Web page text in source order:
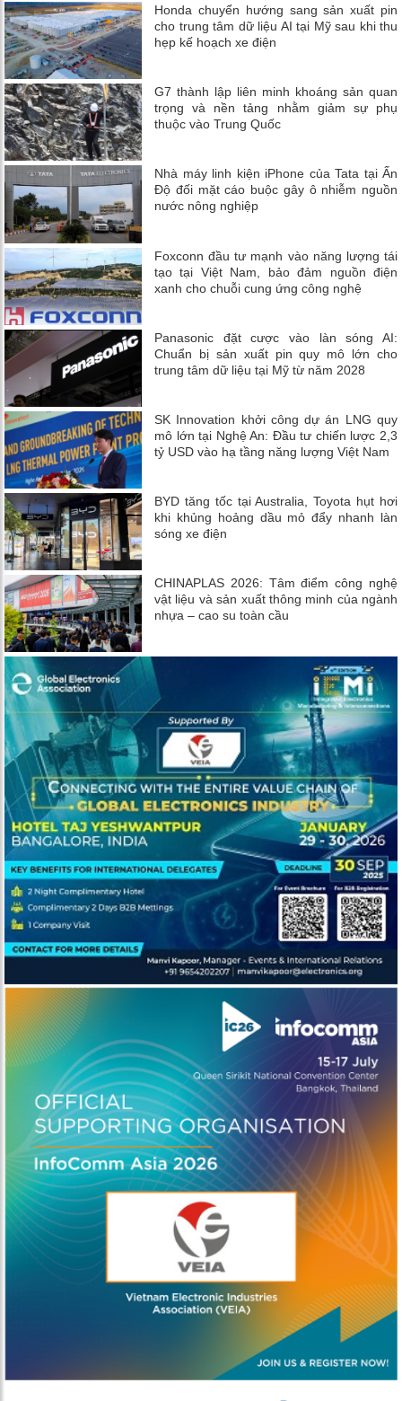
Honda chuyển hướng sang sản xuất pin
cho trung tâm dữ liệu AI tại Mỹ sau khi thu
hẹp kế hoạch xe điện
G7 thành lập liên minh khoáng sản quan
trọng và nền tảng nhằm giảm sự phụ
thuộc vào Trung Quốc
Nhà máy linh kiện iPhone của Tata tại Ấn
Độ đối mặt cáo buộc gây ô nhiễm nguồn
nước nông nghiệp
Foxconn đầu tư mạnh vào năng lượng tái
tạo tại Việt Nam, bảo đảm nguồn điện
xanh cho chuỗi cung ứng công nghệ
Panasonic đặt cược vào làn sóng AI:
Chuẩn bị sản xuất pin quy mô lớn cho
trung tâm dữ liệu tại Mỹ từ năm 2028
SK Innovation khởi công dự án LNG quy
mô lớn tại Nghệ An: Đầu tư chiến lược 2,3
tỷ USD vào hạ tầng năng lượng Việt Nam
BYD tăng tốc tại Australia, Toyota hụt hơi
khi khủng hoảng dầu mỏ đẩy nhanh làn
sóng xe điện
CHINAPLAS 2026: Tâm điểm công nghệ
vật liệu và sản xuất thông minh của ngành
nhựa – cao su toàn cầu